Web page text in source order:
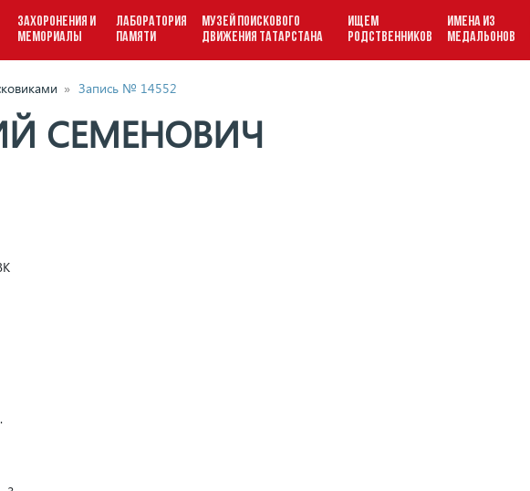
ЗАХОРОНЕНИЯ И
МЕМОРИАЛЫ
ЛАБОРАТОРИЯ
ПАМЯТИ
МУЗЕЙ ПОИСКОВОГО
ДВИЖЕНИЯ ТАТАРСТАНА
ИЩЕМ
РОДСТВЕННИКОВ
ИМЕНА ИЗ
МЕДАЛЬОНОВ
» Запись № 14552
СЕМЕНОВИЧ